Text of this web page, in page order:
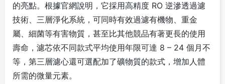
的亮點。根據官網說明，它採用高精度 RO 逆滲透過濾
技術、三層淨化系統，可同時有效過濾有機物、重金
屬、細菌等有害物質，甚至比其他競品有著更長的使用
壽命，濾芯依不同款式平均使用年限可達 8 – 24 個月不
等，第三層濾心還可選配加了礦物質的款式，增加人體
所需的微量元素。